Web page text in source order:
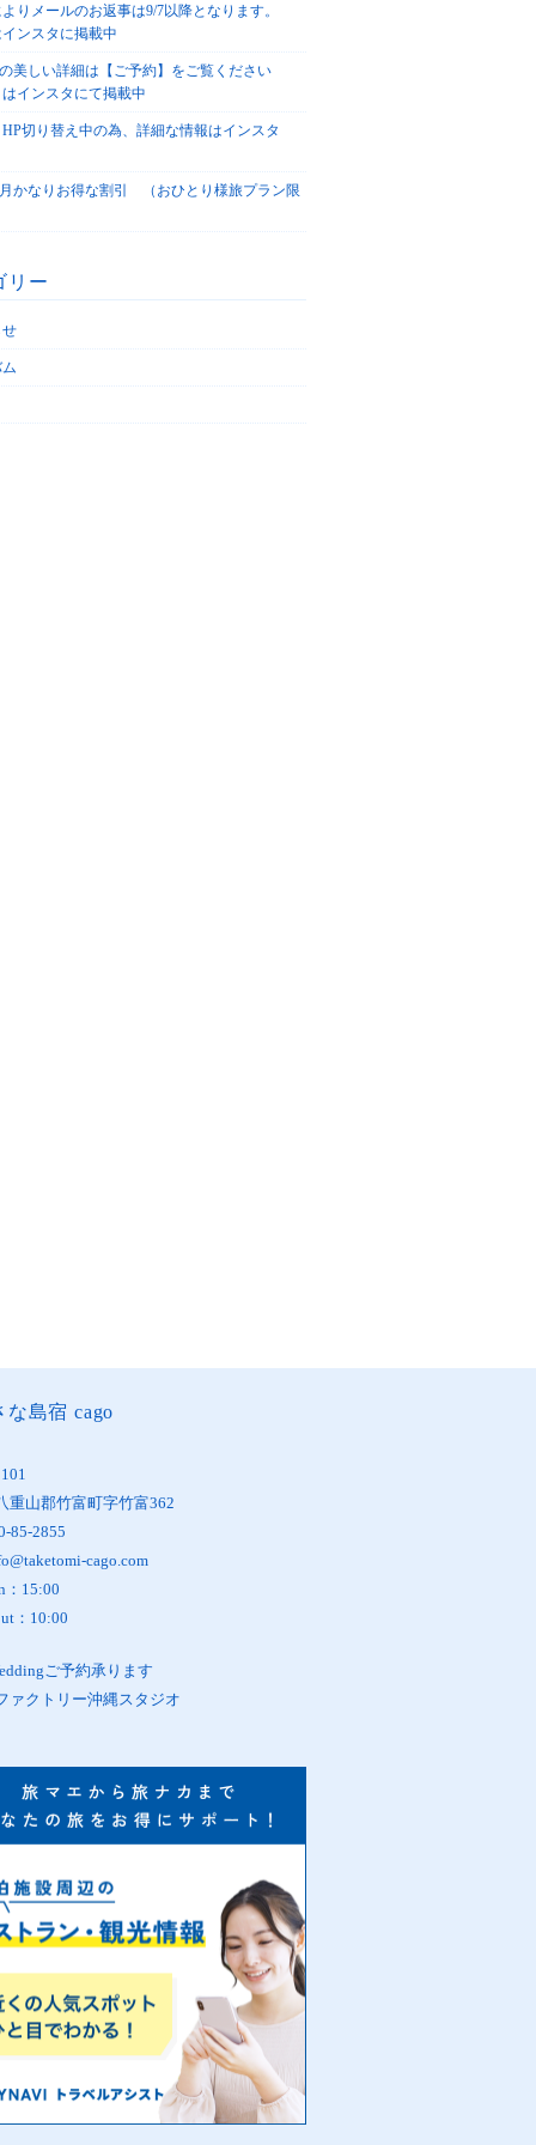
よりメールのお返事は9/7以降となります。
ンスタに掲載中
美しい詳細は【ご予約】をご覧ください
インスタにて掲載中
切り替え中の為、詳細な情報はインスタ
月かなりお得な割引 （おひとり様旅プラン限
リー
せ
な島宿 cago
重山郡竹富町字竹富362
85-2855
cago.com
：15:00
：10:00
ご予約承ります
ァクトリー沖縄スタジオ